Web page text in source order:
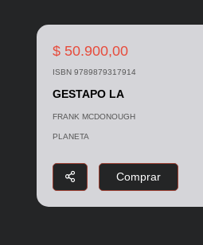
$ 50.900,00
ISBN 9789879317914
GESTAPO LA
FRANK MCDONOUGH
PLANETA
Comprar